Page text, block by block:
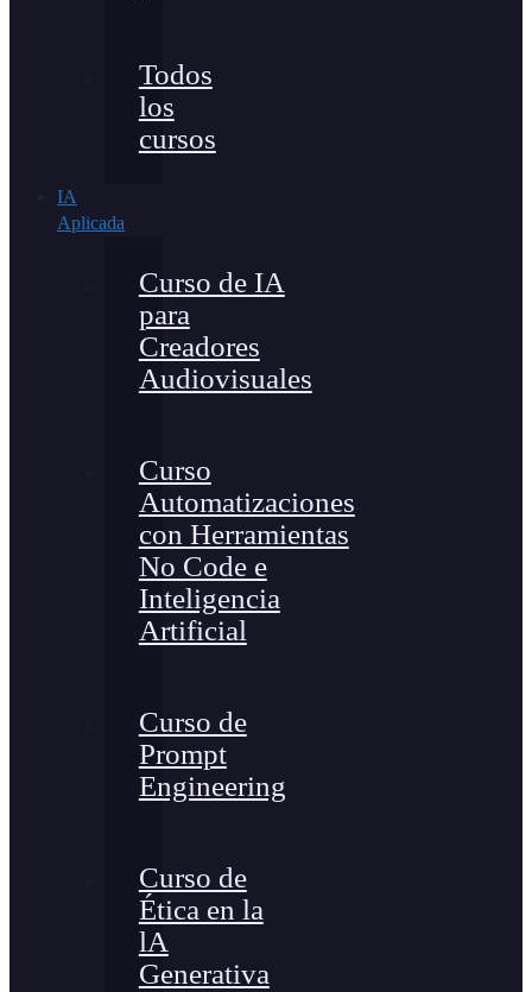
Todos
los
cursos
IA
Aplicada
Curso de IA
para
Creadores
Audiovisuales
Curso
Automatizaciones
con Herramientas
No Code e
Inteligencia
Artificial
Curso de
Prompt
Engineering
Curso de
Ética en la
lA
Generativa